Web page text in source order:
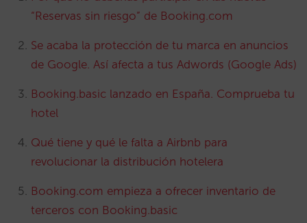
“Reservas sin riesgo” de Booking.com
Se acaba la protección de tu marca en anuncios
de Google. Así afecta a tus Adwords (Google Ads)
Booking.basic lanzado en España. Comprueba tu
hotel
Qué tiene y qué le falta a Airbnb para
revolucionar la distribución hotelera
Booking.com empieza a ofrecer inventario de
terceros con Booking.basic